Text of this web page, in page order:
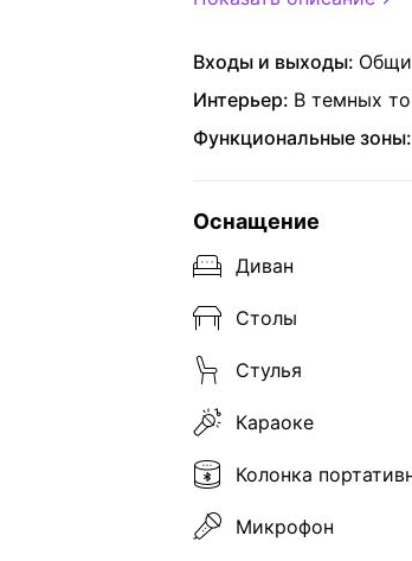
Входы и выходы:
Интерьер: В темных
Функциональные зоны:
Оснащение
Диван
Столы
Стулья
Караоке
Колонка
Микрофон